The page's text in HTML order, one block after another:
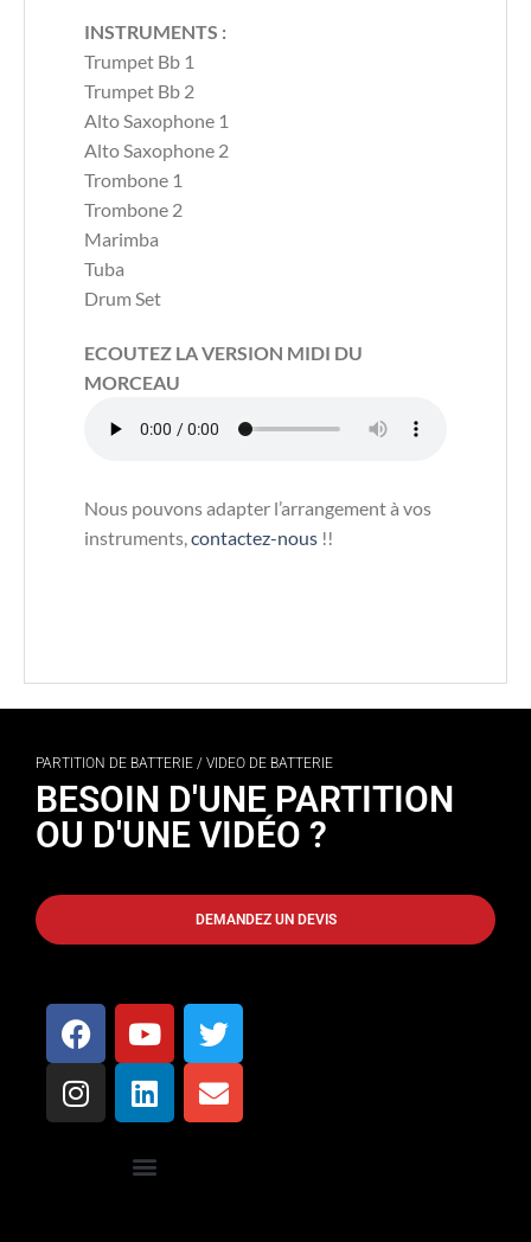
INSTRUMENTS :
Trumpet Bb 1
Trumpet Bb 2
Alto Saxophone 1
Alto Saxophone 2
Trombone 1
Trombone 2
Marimba
Tuba
Drum Set
ECOUTEZ LA VERSION MIDI DU
MORCEAU
Nous pouvons adapter l’arrangement à vos
instruments, contactez-nous !!
PARTITION DE BATTERIE / VIDEO DE BATTERIE
BESOIN D'UNE PARTITION
OU D'UNE VIDÉO ?
DEMANDEZ UN DEVIS